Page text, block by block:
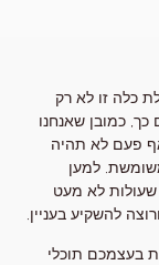
כלה זו לא רק
כמובן שאנחנו
פעם לא תהיה
למען
שעולות לא מעט
להשקיע בעניין.
בעצמכם תוכלי